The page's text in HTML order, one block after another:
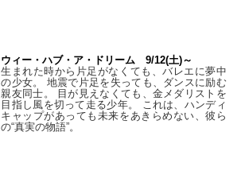
ウィー・ハブ・ア・ドリーム 9/12(土)～
生まれた時から片足がなくても、バレエに夢中
の少女。 地震で片足を失っても、ダンスに励む
親友同士。 目が見えなくても、金メダリストを
目指し風を切って走る少年。 これは、ハンディ
キャップがあっても未来をあきらめない、彼ら
の“真実の物語”。